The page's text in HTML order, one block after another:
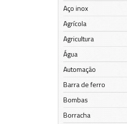
Aço inox
Agrícola
Agricultura
Água
Automação
Barra de ferro
Bombas
Borracha